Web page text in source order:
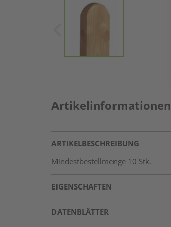
Artikelinformationen
ARTIKELBESCHREIBUNG
Mindestbestellmenge 10 Stk.
EIGENSCHAFTEN
DATENBLÄTTER